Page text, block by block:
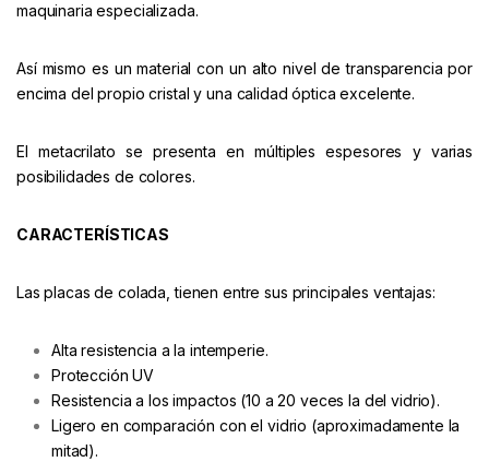
maquinaria especializada.
Así mismo es un material con un alto nivel de transparencia por
encima del propio cristal y una calidad óptica excelente.
El metacrilato se presenta en múltiples espesores y varias
posibilidades de colores.
CARACTERÍSTICAS
Las placas de colada, tienen entre sus principales ventajas:
Alta resistencia a la intemperie.
Protección UV
Resistencia a los impactos (10 a 20 veces la del vidrio).
Ligero en comparación con el vidrio (aproximadamente la
mitad).